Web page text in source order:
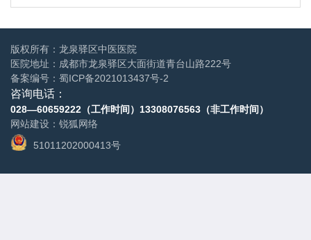
版权所有：龙泉驿区中医医院
医院地址：成都市龙泉驿区大面街道青台山路222号
备案编号： 蜀ICP备2021013437号-2
咨询电话：
028—60659222（工作时间） 13308076563（非工作时间）
网站建设 ： 锐狐网络
51011202000413号